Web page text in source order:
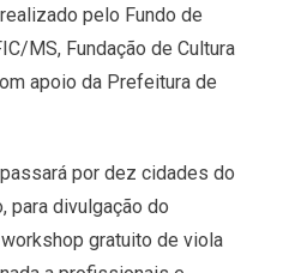
pelo Fundo de
MS, Fundação de Cultura
apoio da Prefeitura de
por dez cidades do
para divulgação do
gratuito de viola